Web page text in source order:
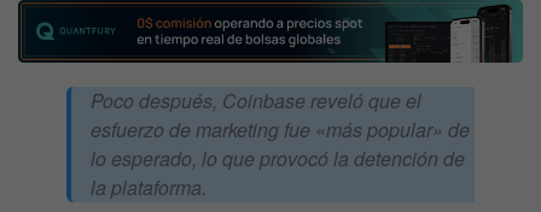
Poco después, Coinbase reveló que el
esfuerzo de marketing fue «más popular» de
lo esperado, lo que provocó la detención de
la plataforma.